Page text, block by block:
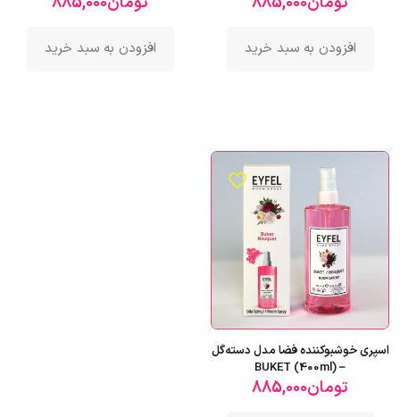
افزودن به سبد خرید افزودن به سبد خرید
اسپری خوشبوکننده فضا مدل دسته‌گل
– BUKET (400ml)
تومان885,000